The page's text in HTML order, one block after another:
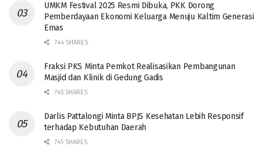
UMKM Festival 2025 Resmi Dibuka, PKK Dorong
Pemberdayaan Ekonomi Keluarga Menuju Kaltim Generasi
Emas
744 SHARES
Fraksi PKS Minta Pemkot Realisasikan Pembangunan
Masjid dan Klinik di Gedung Gadis
745 SHARES
Darlis Pattalongi Minta BPJS Kesehatan Lebih Responsif
terhadap Kebutuhan Daerah
745 SHARES